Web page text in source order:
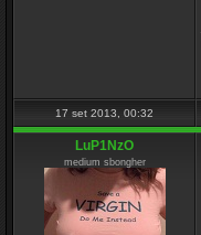
17 set 2013, 00:32
LuP1NzO
medium sbongher